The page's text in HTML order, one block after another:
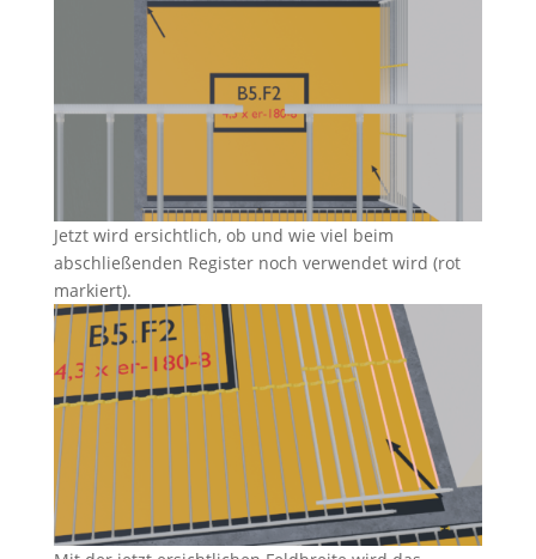
Jetzt wird ersichtlich, ob und wie viel beim
abschließenden Register noch verwendet wird (rot
markiert).